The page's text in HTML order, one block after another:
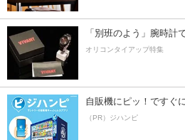
「別班のよう」腕時計
オリコンタイアップ特集
自販機にピッ！ですぐ
（PR）ジハンピ